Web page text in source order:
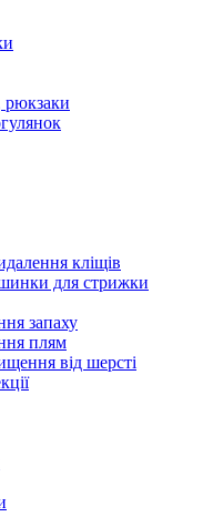
рюкзаки
кліщів
для стрижки
запаху
плям
від шерсті